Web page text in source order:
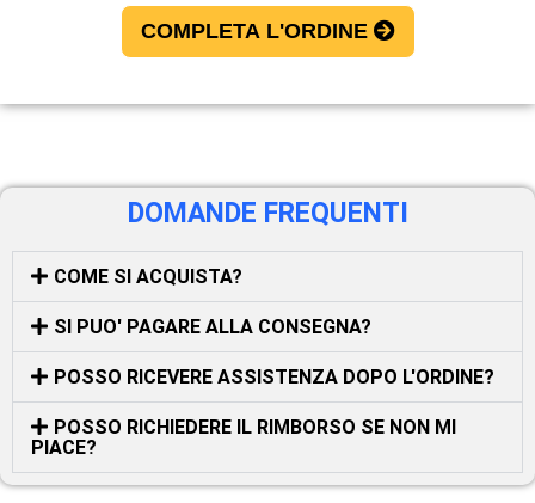
COMPLETA L'ORDINE
DOMANDE FREQUENTI
COME SI ACQUISTA?
SI PUO' PAGARE ALLA CONSEGNA?
POSSO RICEVERE ASSISTENZA DOPO L'ORDINE?
POSSO RICHIEDERE IL RIMBORSO SE NON MI
PIACE?